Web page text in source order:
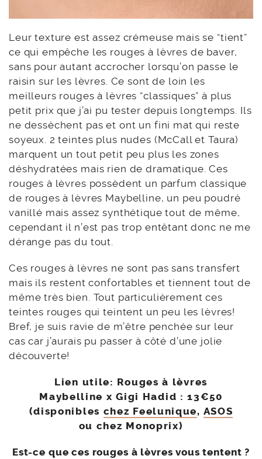
Leur texture est assez crémeuse mais se “tient”
ce qui empêche les rouges à lèvres de baver,
sans pour autant accrocher lorsqu’on passe le
raisin sur les lèvres. Ce sont de loin les
meilleurs rouges à lèvres “classiques” à plus
petit prix que j’ai pu tester depuis longtemps. Ils
ne dessèchent pas et ont un fini mat qui reste
soyeux. 2 teintes plus nudes (McCall et Taura)
marquent un tout petit peu plus les zones
déshydratées mais rien de dramatique. Ces
rouges à lèvres possèdent un parfum classique
de rouges à lèvres Maybelline, un peu poudré
vanillé mais assez synthétique tout de même,
cependant il n’est pas trop entêtant donc ne me
dérange pas du tout.
Ces rouges à lèvres ne sont pas sans transfert
mais ils restent confortables et tiennent tout de
même très bien. Tout particulièrement ces
teintes rouges qui teintent un peu les lèvres!
Bref, je suis ravie de m’être penchée sur leur
cas car j’aurais pu passer à côté d’une jolie
découverte!
Lien utile: Rouges à lèvres
Maybelline x Gigi Hadid : 13€50
(disponibles chez Feelunique, ASOS
ou chez Monoprix)
Est-ce que ces rouges à lèvres vous tentent ?